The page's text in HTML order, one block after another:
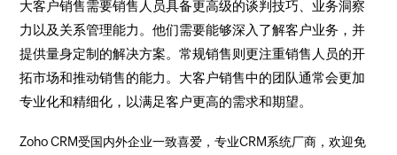
大客户销售需要销售人员具备更高级的谈判技巧、业务洞察
力以及关系管理能力。他们需要能够深入了解客户业务，并
提供量身定制的解决方案。常规销售则更注重销售人员的开
拓市场和推动销售的能力。大客户销售中的团队通常会更加
专业化和精细化，以满足客户更高的需求和期望。
Zoho CRM受国内外企业一致喜爱，专业CRM系统厂商，欢迎免